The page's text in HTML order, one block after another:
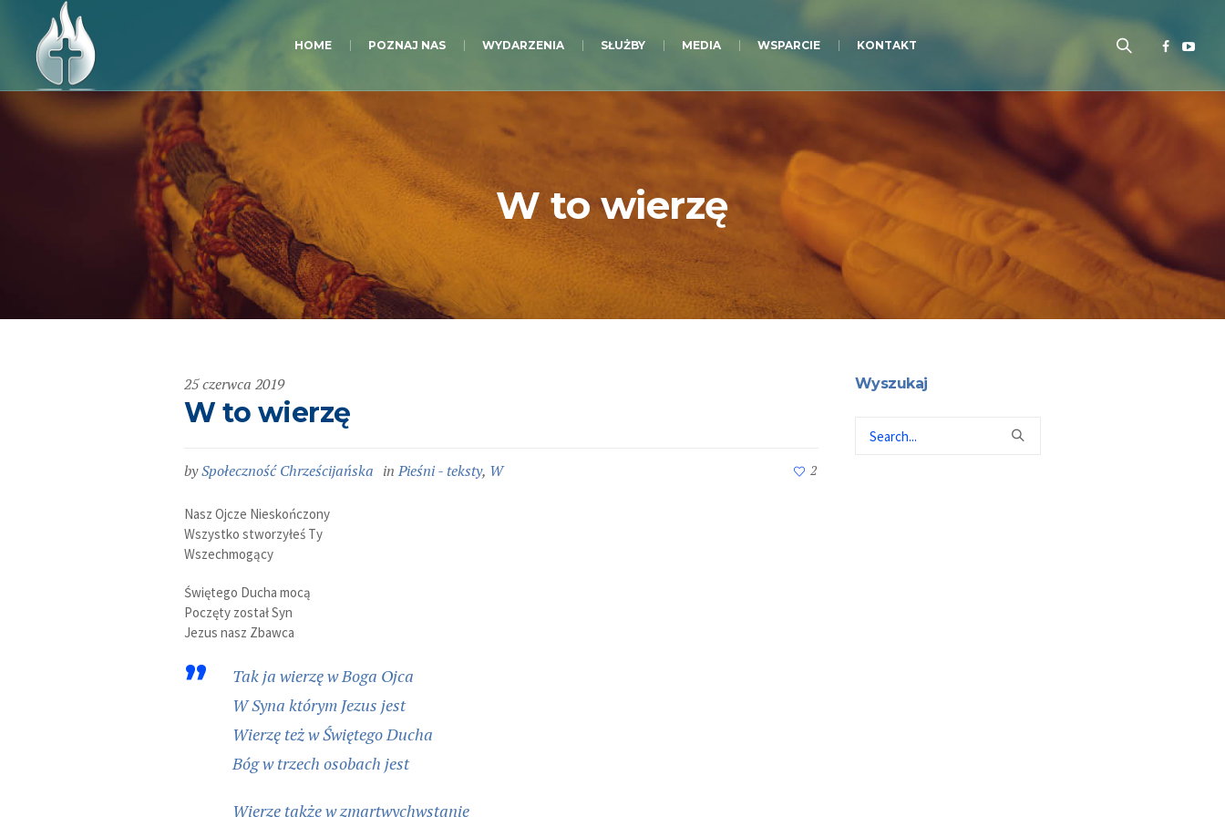
HOME POZNAJ NAS WYDARZENIA SŁUŻBY MEDIA WSPARCIE KONTAKT
W to wierzę
25 czerwca 2019
W to wierzę
bySpołeczność Chrześcijańska inPieśni - teksty, W 2
Nasz Ojcze Nieskończony
Wszystko stworzyłeś Ty
Wszechmogący
Świętego Ducha mocą
Poczęty został Syn
Jezus nasz Zbawca
Tak ja wierzę w Boga Ojca
W Syna którym Jezus jest
Wierzę też w Świętego Ducha
Bóg w trzech osobach jest
Wierzę także w zmartwychwstanie
Wyszukaj